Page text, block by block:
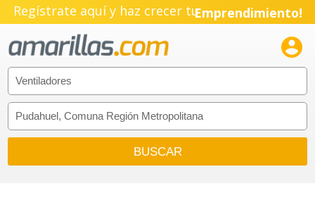
Regístrate aquí y haz crecer tuEmprendimiento!
